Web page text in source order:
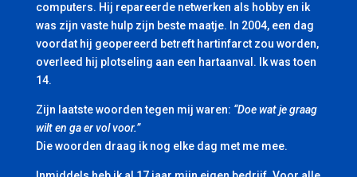
computers. Hij repareerde netwerken als hobby en ik
was zijn vaste hulp zijn beste maatje. In 2004, een dag
voordat hij geopereerd betreft hartinfarct zou worden,
overleed hij plotseling aan een hartaanval. Ik was toen
14.
Zijn laatste woorden tegen mij waren: “Doe wat je graag
wilt en ga er vol voor.”
Die woorden draag ik nog elke dag met me mee.